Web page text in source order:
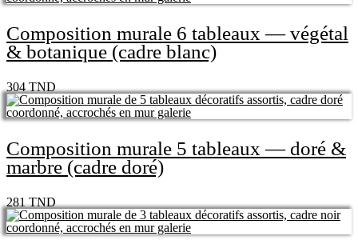
Composition murale 6 tableaux — végétal
& botanique (cadre blanc)
304TND
Composition murale 5 tableaux — doré &
marbre (cadre doré)
281TND